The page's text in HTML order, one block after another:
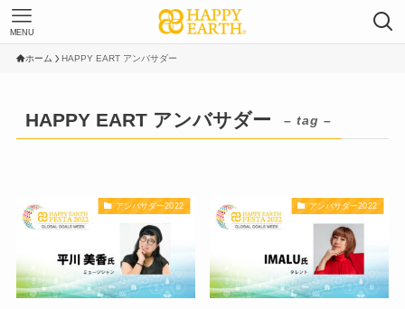
MENU
ホーム HAPPY EART アンバサダー
HAPPY EART アンバサダー – tag –
アンバサダー2022 アンバサダー2022